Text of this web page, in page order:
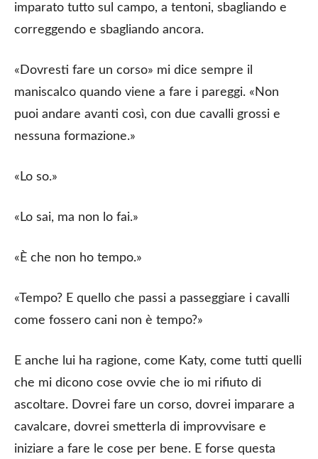
imparato tutto sul campo, a tentoni, sbagliando e
correggendo e sbagliando ancora.
«Dovresti fare un corso» mi dice sempre il
maniscalco quando viene a fare i pareggi. «Non
puoi andare avanti così, con due cavalli grossi e
nessuna formazione.»
«Lo so.»
«Lo sai, ma non lo fai.»
«È che non ho tempo.»
«Tempo? E quello che passi a passeggiare i cavalli
come fossero cani non è tempo?»
E anche lui ha ragione, come Katy, come tutti quelli
che mi dicono cose ovvie che io mi rifiuto di
ascoltare. Dovrei fare un corso, dovrei imparare a
cavalcare, dovrei smetterla di improvvisare e
iniziare a fare le cose per bene. E forse questa